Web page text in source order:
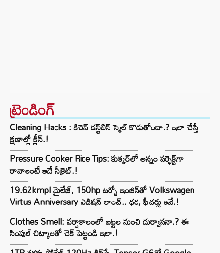
ట్రెండింగ్‌
Cleaning Hacks : కిచెన్ డస్ట్‌బిన్ స్మెల్ కొడుతోందా.? ఇలా చేస్తే
క్షణాల్లో క్లీన్.!
Pressure Cooker Rice Tips: కుక్కర్‌లో అన్నం పర్ఫెక్ట్‌గా
రావాలంటే ఇదే సీక్రెట్.!
19.62kmpl మైలేజ్, 150hp టర్బో ఇంజిన్‌తో Volkswagen
Virtus Anniversary ఎడిషన్ లాంచ్.. ధర, ఫీచర్లు ఇవే.!
Clothes Smell: వర్షాకాలంలో బట్టల నుంచి దుర్వాసనా.? ఈ
సింపుల్ చిట్కాలతో చెక్ పెట్టండి ఇలా.!